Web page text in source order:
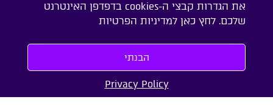
את הגדרות קבצי ה-cookies בדפדפן האינטרנט
שלכם. לחץ כאן למדיניות הפרטיות
הבנתי
Privacy Policy
מאורסים.